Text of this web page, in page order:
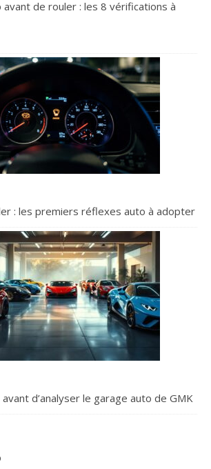
de rouler : les 8 vérifications à
: les premiers réflexes auto à adopter
d’analyser le garage auto de GMK